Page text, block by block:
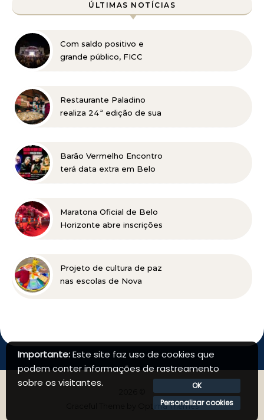
ÚLTIMAS NOTÍCIAS
Com saldo positivo e
grande público, FICC
Restaurante Paladino
realiza 24ª edição de sua
cozinha ao vivo e open
bar completo
Barão Vermelho Encontro
terá data extra em Belo
Maratona Oficial de Belo
Horizonte abre inscrições
Projeto de cultura de paz
nas escolas de Nova
Optima Themes
Importante:Este site faz uso de cookies que
podem conter informações de rastreamento
sobre os visitantes.
OK
Personalizar cookies